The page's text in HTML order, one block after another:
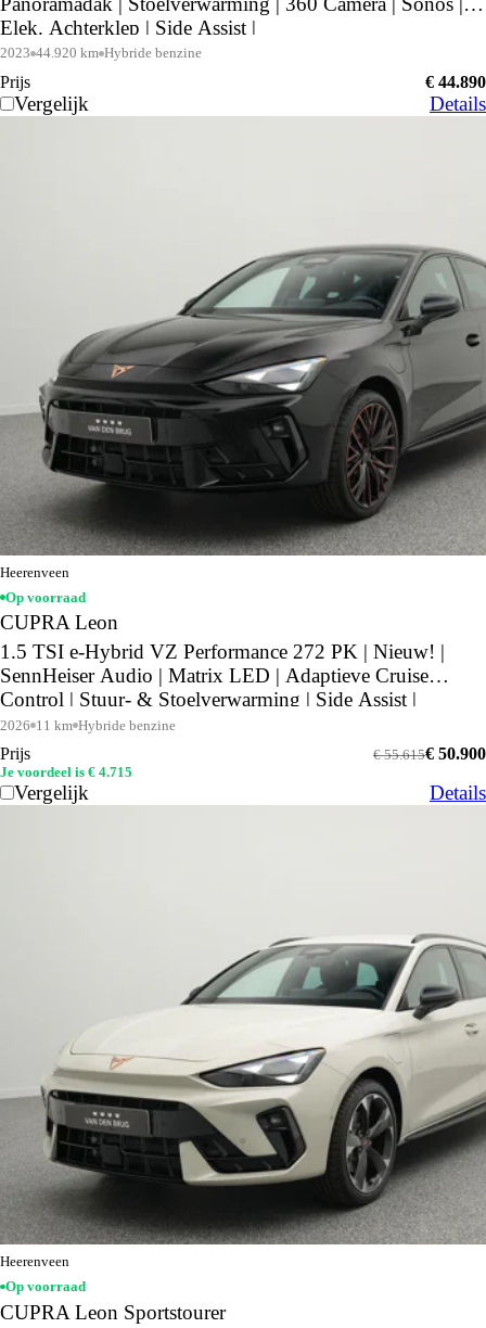
Elek. Achterklep | Side Assist |
2023 44.920 km Hybride benzine
Prijs € 44.890
Vergelijk Details
Heerenveen
Op voorraad
CUPRA Leon
1.5 TSI e-Hybrid VZ Performance 272 PK | Nieuw! |
SennHeiser Audio | Matrix LED | Adaptieve Cruise
Control | Stuur- & Stoelverwarming | Side Assist |
2026 11 km Hybride benzine
Prijs € 50.900
€ 55.615
Je voordeel is € 4.715
Vergelijk Details
Heerenveen
Op voorraad
CUPRA Leon Sportstourer